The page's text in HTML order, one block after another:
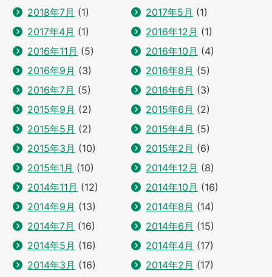
2018年7月 (1) 2017年5月 (1)
2017年4月 (1) 2016年12月 (1)
2016年11月 (5) 2016年10月 (4)
2016年9月 (3) 2016年8月 (5)
2016年7月 (5) 2016年6月 (3)
2015年9月 (2) 2015年6月 (2)
2015年5月 (2) 2015年4月 (5)
2015年3月 (10) 2015年2月 (6)
2015年1月 (10) 2014年12月 (8)
2014年11月 (12) 2014年10月 (16)
2014年9月 (13) 2014年8月 (14)
2014年7月 (16) 2014年6月 (15)
2014年5月 (16) 2014年4月 (17)
2014年3月 (16) 2014年2月 (17)